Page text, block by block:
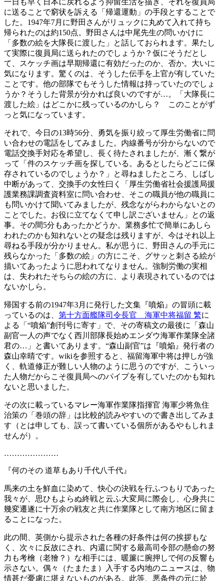
一日も早く日本に戻れるよう抑留生活を描き、それを復員局
に送ることで窮状を訴える「帰還運動」の手段とすることで
した。1947年7月に野田さんがリュックに丸めて入れて持ち
帰られたのは約150点。野田さんは中尾先生の問いかけに
「多数の絵を大隊長に渡した」と話しておられます。果たし
て実際に復員局に送られたのでしょうか？仮にそうだとし
て、スケッチ画は早期帰還に有効だったのか、否か。大いに
気になります。驚くのは、そうした伝手を上官が有していた
ことです。他の部隊でもそうした情報は持っていたのでしょ
うか？そうした背景が分かれば良いのですが…。「大隊長に
渡した絵」はどこかに残っているのかしら？ このことがず
っと気になっています。
それで、今日の13時56分、勇気を振り絞って厚生労働省に問
い合わせの電話をしてみました。内線番号が分からないので
電話交換手対応を希望し、長く待たされましたが、漸く繋が
って「件のスケッチ画を探している。あるとしたらどこに保
存されているのでしょうか？」と尋ねましたところ、しばし
中断があって、交換手の女性曰く「厚生労働省社会援護局援
護業務課調査資料室に問い合わせ、そこの職員が他の職員に
も問いかけて聞いてみましたが、残念ながらわからないとの
ことでした。お役に立てなくて申し訳ございません」との返
事。その間5分もあったかどうか。業務多忙で簡単にあしら
われたのかも知れないとの疑念は残りますが、今はそれ以上
尋ねる手段が分かりません。私が思うに、野田さんの手元に
残らなかった「多数の絵」の方にこそ、グサッと刺さる絵が
描いてあったように思われてなりません。強制労働の実相
は、失われたそちらの絵の方に、より表現されているのでは
ないかしら。
帰国する前の1947年3月に発行した文集『噴焔』の冒頭に載
っているのは、 第十方面艦隊司令長官 海軍中将福留 繁に
よる「“噴焔”創刊号に寄す」で、その寄稿文の最後に「森山
副官一人の声でなく西川部隊長始めエンダウ海軍作業隊全諸
君の…」と書いてあります。“森山副官”は『噴焔』発行者の
森山幸晴です。wikiを参照すると、福留海軍中将は押しが強
く、軌道修正が難しい人物のように思うのですが、こういっ
た人物だからこそ復員局へのパイプを有していたのかも知れ
ないと思いました。
その次に載っているマレー海軍作業隊指揮官 海軍少将魚住
治策の「巻頭の辞」は比較的読みやすいので書き出してみま
す（とは申しても、誤って書いている個所があるやもしれま
せんが）。
…………………
『何のその 道草もあり千代八千代』
馬来の土を鮮血に染めて、快心の決戦を行ふつもりであった
我々が、思ひもよらぬ終戦と云ふ大変局に際会し、心身共に
幾変遷遂に十万余の戦友と共に作業隊として南方地区に留ま
ることになった。
此の間、英側から提示された各種の好条件は何の挨拶もな
く、次々に反故にされ、内還に関する最高司令部の懸命の努
力も考檜（老獪？）な相手には、暖簾に腕押しで何の反響も
示さない。偶々（たまたま）入手する内地のニュースは、物
情甚だ憂慮に堪えないものがある。此等、悪条件の元に於